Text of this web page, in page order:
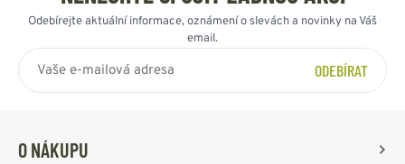
Odebírejte aktuální informace, oznámení o slevách a novinky na Váš
email.
ODEBÍRAT
O NÁKUPU